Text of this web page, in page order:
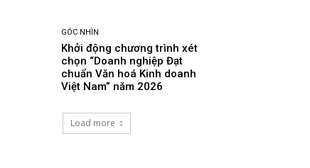
GÓC NHÌN
Khởi động chương trình xét
chọn “Doanh nghiệp Đạt
chuẩn Văn hoá Kinh doanh
Việt Nam” năm 2026
Load more